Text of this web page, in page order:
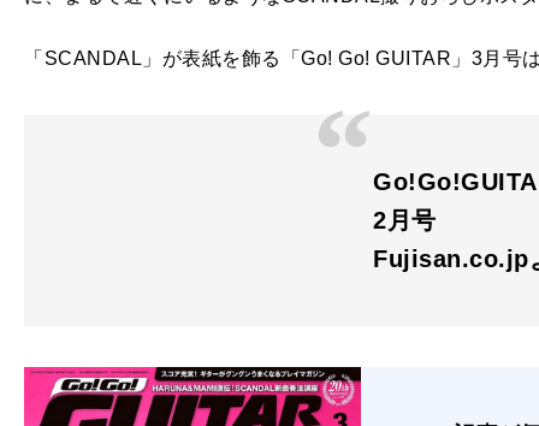
「SCANDAL」が表紙を飾る「Go! Go! GUITAR」3月号
2月号
Fujisan.co.jp